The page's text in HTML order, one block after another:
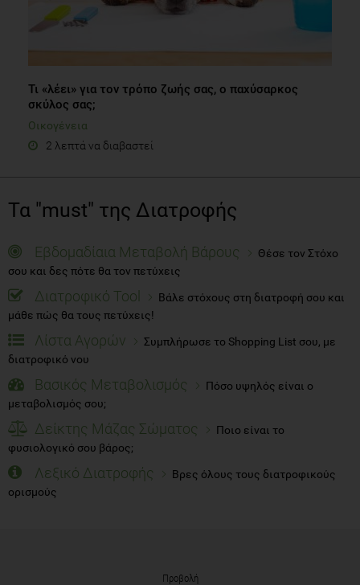
Τι «λέει» για τον τρόπο ζωής σας, ο παχύσαρκος
σκύλος σας;
Οικογένεια
2 λεπτά να διαβαστεί
Τα "must" της Διατροφής
Εβδομαδίαια Μεταβολή Βάρους
Θέσε τον Στόχο
σου και δες πότε θα τον πετύχεις
Διατροφικό Tool
Βάλε στόχους στη διατροφή σου και
μάθε πώς θα τους πετύχεις!
Λίστα Αγορών
Συμπλήρωσε το Shopping List σου, με
διατροφικό νου
Βασικός Μεταβολισμός
Πόσο υψηλός είναι ο
μεταβολισμός σου;
Δείκτης Μάζας Σώματος
Ποιο είναι το
φυσιολογικό σου βάρος;
Λεξικό Διατροφής
Βρες όλους τους διατροφικούς
ορισμούς
Προβολή